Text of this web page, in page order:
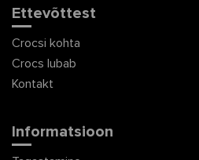
Ettevõttest
Crocsi kohta
Crocs lubab
Kontakt
Informatsioon